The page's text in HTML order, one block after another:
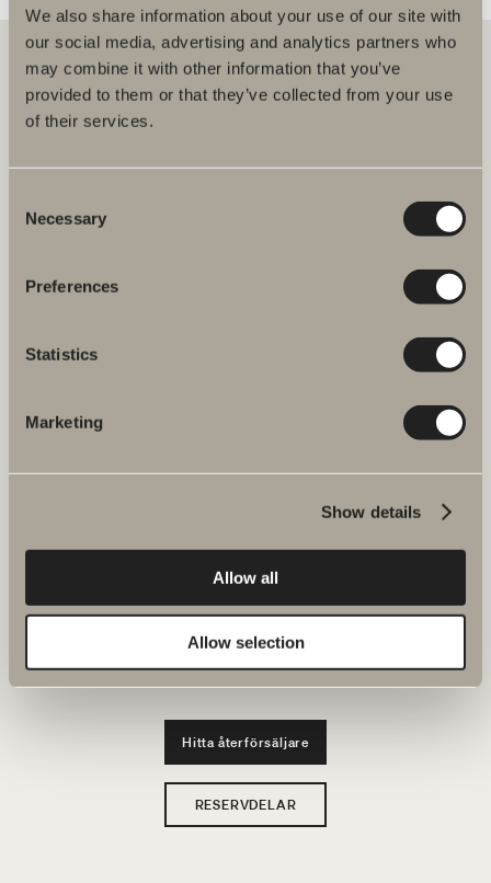
We also share information about your use of our site with
our social media, advertising and analytics partners who
may combine it with other information that you’ve
provided to them or that they’ve collected from your use
of their services.
Selection
Necessary
Preferences
Statistics
Marketing
Show details
Allow all
Allow selection
Hos oss hittar du allt för hela badrummet. Från badrumsmöbler,
tvättställ och blandare till duschar, badkar, handdukstorkar och WC.
514 60 Dalstorp
Ritverktyg
Hållbarhet
Badrumsinspiration
Hitta återförsäljare
RESERVDELAR